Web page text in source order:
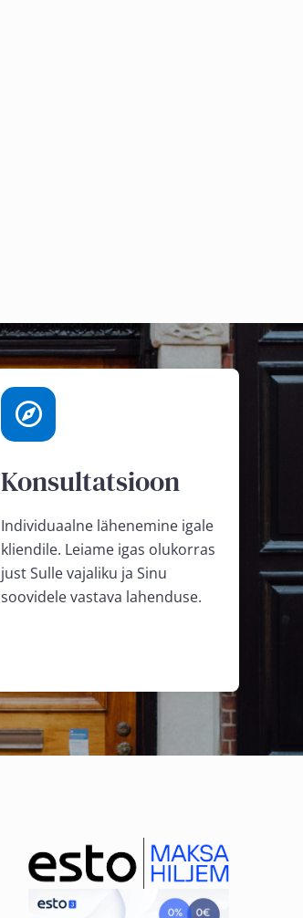
Konsultatsioon
Individuaalne lähenemine igale
kliendile. Leiame igas olukorras
just Sulle vajaliku ja Sinu
soovidele vastava lahenduse.